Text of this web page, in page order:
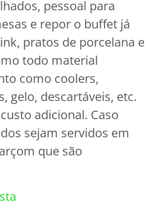
pessoal para
e repor o buffet já
pratos de porcelana e
todo material
como coolers,
gelo, descartáveis, etc.
adicional. Caso
sejam servidos em
que são